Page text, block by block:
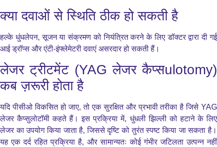
क्या दवाओं से स्थिति ठीक हो सकती है
हल्के धुंधलेपन, सूजन या संक्रमण को नियंत्रित करने के लिए डॉक्टर द्वारा दी गई
आई ड्रॉप्स और एंटी-इंफ्लेमेटरी दवाएं असरदार हो सकती हैं।
लेजर ट्रीटमेंट (YAG लेजर कैप्सulotomy)
कब ज़रूरी होता है
यदि पीसीओ विकसित हो जाए, तो एक सुरक्षित और प्रभावी तरीका है जिसे YAG
लेजर कैप्सुलोटॉमी कहते हैं। इस प्रक्रिया में, धुंधली झिल्ली को हटाने के लिए
लेजर का उपयोग किया जाता है, जिससे दृष्टि को तुरंत स्पष्ट किया जा सकता है।
यह एक दर्द रहित प्रक्रिया है, और सामान्यतः कोई गंभीर जटिलता उत्पन्न नहीं